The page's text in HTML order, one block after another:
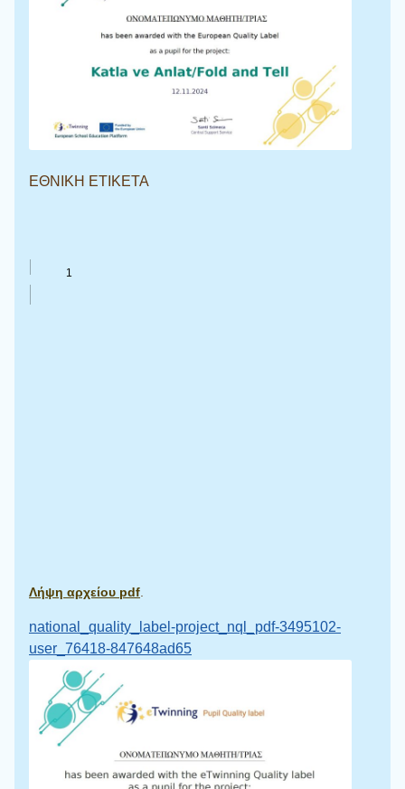
ΕΘΝΙΚΗ ΕΤΙΚΕΤΑ
Λήψη αρχείου pdf
national_quality_label-project_nql_pdf-3495102-
user_76418-847648ad65